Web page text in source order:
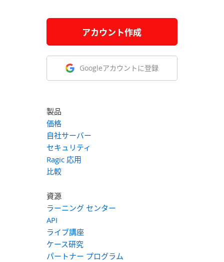
アカウント作成
Googleアカウントに登録
製品
価格
自社サーバー
セキュリティ
Ragic 応用
比較
資源
ラーニング センター
API
ライブ講座
ケース研究
パートナー プログラム